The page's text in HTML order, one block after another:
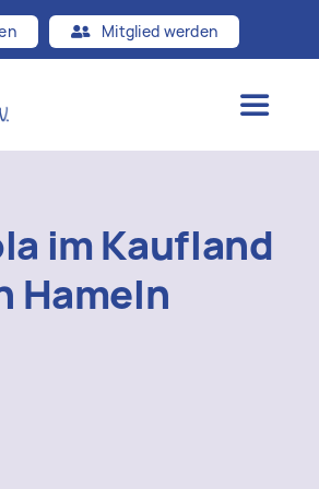
Mitglied werden
Toggle
im Kaufland
Hameln